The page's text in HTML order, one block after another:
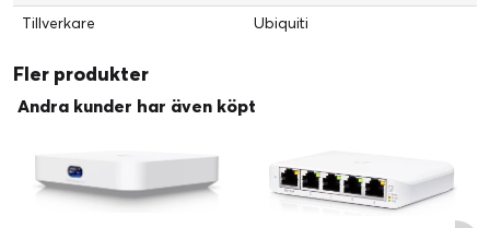
Tillverkare
Ubiquiti
Fler produkter
Andra kunder har även köpt